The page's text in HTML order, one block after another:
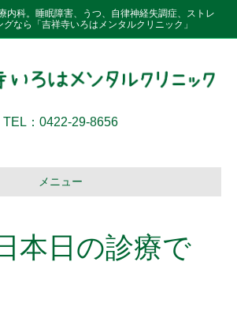
内科。睡眠障害、うつ、自律神経失調症、ストレ
なら「吉祥寺いろはメンタルクリニック」
TEL：0422-29-8656
メニュー
本日の診療で